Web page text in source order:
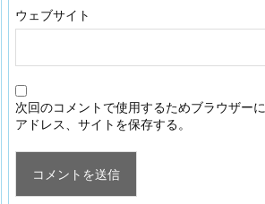
ウェブサイト
次回のコメントで使用するためブラウザー
アドレス、サイトを保存する。